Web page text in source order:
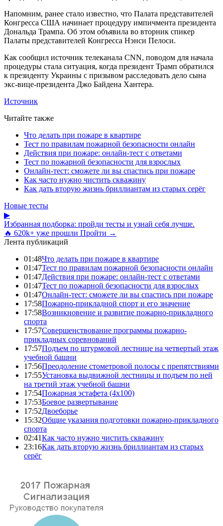
Напомним, ранее стало известно, что Палата представителей
Конгресса США начинает процедуру импичмента президента
Дональда Трампа. Об этом объявила во вторник спикер
Палаты представителей Конгресса Нэнси Пелоси.
Как сообщил источник телеканала CNN, поводом для начала
процедуры стала ситуация, когда президент Трамп обратился
к президенту Украины с призывом расследовать дело сына
экс-вице-президента Джо Байдена Хантера.
Источник
Читайте также
Что делать при пожаре в квартире
Тест по правилам пожарной безопасности онлайн
Действия при пожаре: онлайн-тест с ответами
Тест по пожарной безопасности для взрослых
Онлайн-тест: сможете ли вы спастись при пожаре
Как часто нужно чистить скважину
Как дать вторую жизнь бриллиантам из старых серёг
Новые тесты
▶
Избранная подборка: пройди тесты и узнай себя лучше.
🔥 620k+ уже прошли Пройти →
Лента публикаций
01:48Что делать при пожаре в квартире
01:47Тест по правилам пожарной безопасности онлайн
01:47Действия при пожаре: онлайн-тест с ответами
01:47Тест по пожарной безопасности для взрослых
01:47Онлайн-тест: сможете ли вы спастись при пожаре
17:58Пожарно-прикладной спорт и его значение
17:58Возникновение и развитие пожарно-прикладного
спорта
17:57Совершенствование программы пожарно-
прикладных соревнований
17:57Подъем по штурмовой лестнице на четвертый этаж
учебной башни
17:56Преодоление стометровой полосы с препятствиями
17:55Установка выдвижной лестницы и подъем по ней
на третий этаж учебной башни
17:54Пожарная эстафета (4x100)
17:53Боевое развертывание
17:52Двоеборье
15:32Общие указания подготовки пожарно-прикладного
спорта
02:41Как часто нужно чистить скважину
23:16Как дать вторую жизнь бриллиантам из старых
серёг